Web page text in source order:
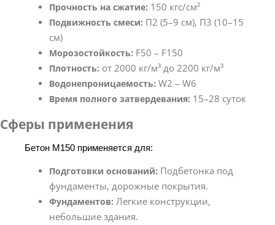
Прочность на сжатие: 150 кгс/см²
Подвижность смеси: П2 (5–9 см), П3 (10–15
см)
Морозостойкость: F50 – F150
Плотность: от 2000 кг/м³ до 2200 кг/м³
Водонепроницаемость: W2 – W6
Время полного затвердевания: 15–28 суток
Сферы применения
Бетон М150 применяется для:
Подготовки оснований: Подбетонка под
фундаменты, дорожные покрытия.
Фундаментов: Легкие конструкции,
небольшие здания.